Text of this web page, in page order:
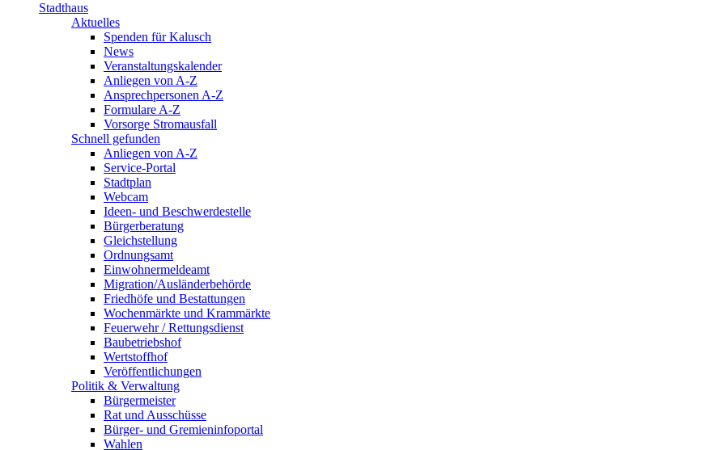
Stadthaus
Aktuelles
Spenden für Kalusch
News
Veranstaltungskalender
Anliegen von A-Z
Ansprechpersonen A-Z
Formulare A-Z
Vorsorge Stromausfall
Schnell gefunden
Anliegen von A-Z
Service-Portal
Stadtplan
Webcam
Ideen- und Beschwerdestelle
Bürgerberatung
Gleichstellung
Ordnungsamt
Einwohnermeldeamt
Migration/Ausländerbehörde
Friedhöfe und Bestattungen
Wochenmärkte und Krammärkte
Feuerwehr / Rettungsdienst
Baubetriebshof
Wertstoffhof
Veröffentlichungen
Politik & Verwaltung
Bürgermeister
Rat und Ausschüsse
Bürger- und Gremieninfoportal
Wahlen